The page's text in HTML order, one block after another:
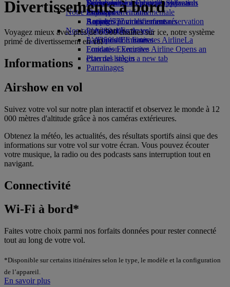
Boissons
Notre flotte
Boeing 777
L’A380 d’Emirates
L’A350 d’Emirates
Emirates Executive
Plan des sièges
Divertissements pour les enfants
Jouets pour enfants
Activités pour les enfants
La durabilité en pratique
Politique environnementale
Rapports environnementaux
Nos communautés
La Fondation Emirates AirlineLa
Fondation Emirates Airline Opens an
external link in a new tab
Parrainages
Se connecter à Emirates Skywards
Skywards+
Téléphone portable et l'application
Emirates
Annuler ou modifier une réservation
Perturbations de vols
À propos d’Emirates
Divertissements à bord
Voyagez mieux avec près de 6 500 chaînes sur ice, notre système
primé de divertissement en vol
Informations
Airshow en vol
Suivez votre vol sur notre plan interactif et observez le monde à 12
000 mètres d'altitude grâce à nos caméras extérieures.
Obtenez la météo, les actualités, des résultats sportifs ainsi que des
informations sur votre vol sur votre écran. Vous pouvez écouter
votre musique, la radio ou des podcasts sans interruption tout en
navigant.
Connectivité
Wi-Fi à bord*
Faites votre choix parmi nos forfaits données pour rester connecté
tout au long de votre vol.
*Disponible sur certains itinéraires selon le type, le modèle et la configuration
de l’appareil.
En savoir plus